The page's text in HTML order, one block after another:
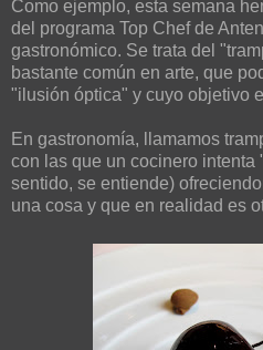
Como ejemplo, esta semana
del programa Top Chef de
gastronómico. Se trata del
bastante común en arte, que
"ilusión óptica" y cuyo objetivo
En gastronomía, llamamos
con las que un cocinero intenta
sentido, se entiende)
una cosa y que en realidad es